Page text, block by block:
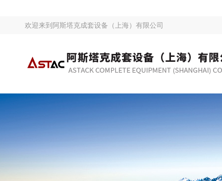
欢迎来到 阿斯塔克成套设备（上海）有限公司